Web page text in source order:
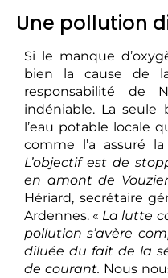
Une pollution
Si le manque
bien la cause de
responsabilité de
indéniable. La seule
l’eau potable locale
comme l’a assuré
L’objectif est de
en amont de
Hériard, secrétaire
Ardennes. « La lutte
pollution s’avère
diluée du fait de la
de courant. Nous